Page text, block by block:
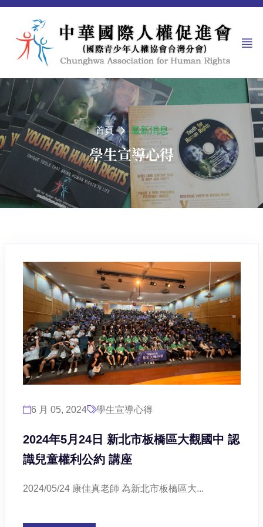
首頁 最新消息
學生宣導心得
6 月 05, 2024 學生宣導心得
2024年5月24日 新北市板橋區大觀國中 認
識兒童權利公約 講座
2024/05/24 康佳真老師 為新北市板橋區大...